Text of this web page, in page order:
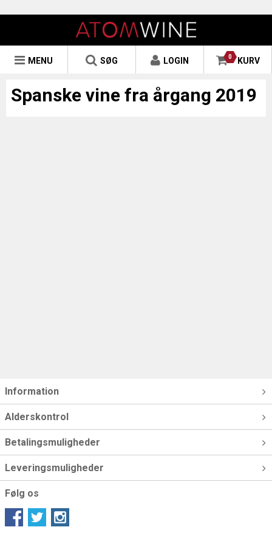
0 KURV
LOGIN
SØG
MENU
Spanske vine fra årgang 2019
Information
Alderskontrol
Betalingsmuligheder
Leveringsmuligheder
Følg os